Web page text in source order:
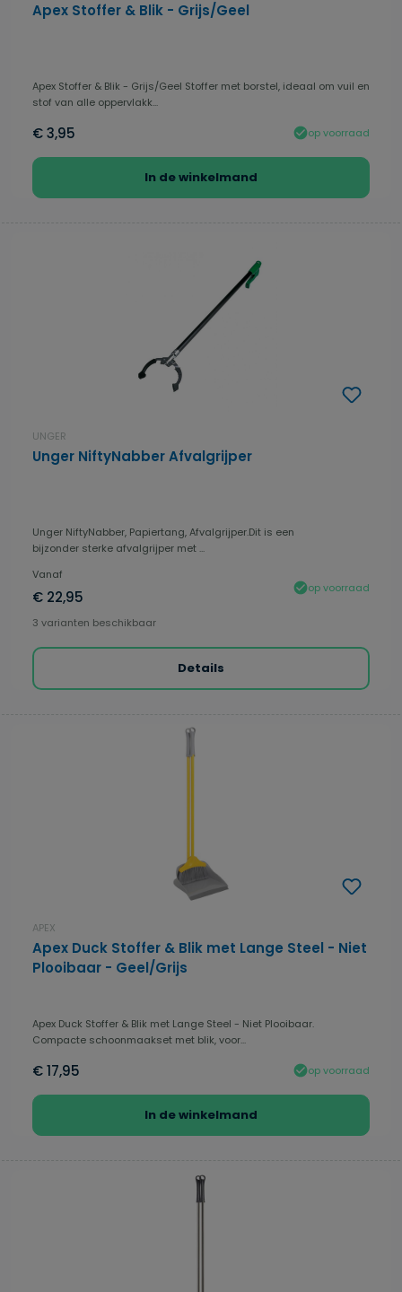
Apex Stoffer & Blik - Grijs/Geel
Apex Stoffer & Blik - Grijs/Geel Stoffer met borstel, ideaal om vuil en
stof van alle oppervlakk...
€ 3,95 op voorraad
In de winkelmand
UNGER
Unger NiftyNabber Afvalgrijper
Unger NiftyNabber, Papiertang, Afvalgrijper.Dit is een
bijzonder sterke afvalgrijper met ...
Vanaf
€ 22,95
op voorraad
3 varianten beschikbaar
Details
APEX
Apex Duck Stoffer & Blik met Lange Steel - Niet
Plooibaar - Geel/Grijs
Apex Duck Stoffer & Blik met Lange Steel - Niet Plooibaar.
Compacte schoonmaakset met blik, voor...
€ 17,95 op voorraad
In de winkelmand